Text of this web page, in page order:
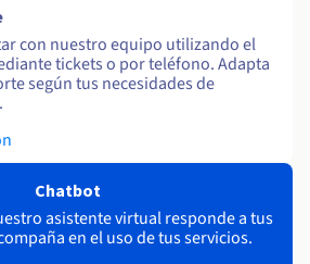
con nuestro equipo utilizando el
tickets o por teléfono. Adapta
según tus necesidades de
Chatbot
asistente virtual responde a tus
en el uso de tus servicios.